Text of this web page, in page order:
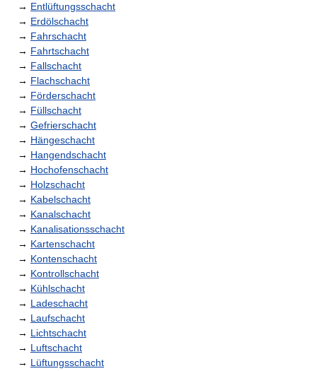
→ Entlüftungsschacht
→ Erdölschacht
→ Fahrschacht
→ Fahrtschacht
→ Fallschacht
→ Flachschacht
→ Förderschacht
→ Füllschacht
→ Gefrierschacht
→ Hängeschacht
→ Hangendschacht
→ Hochofenschacht
→ Holzschacht
→ Kabelschacht
→ Kanalschacht
→ Kanalisationsschacht
→ Kartenschacht
→ Kontenschacht
→ Kontrollschacht
→ Kühlschacht
→ Ladeschacht
→ Laufschacht
→ Lichtschacht
→ Luftschacht
→ Lüftungsschacht